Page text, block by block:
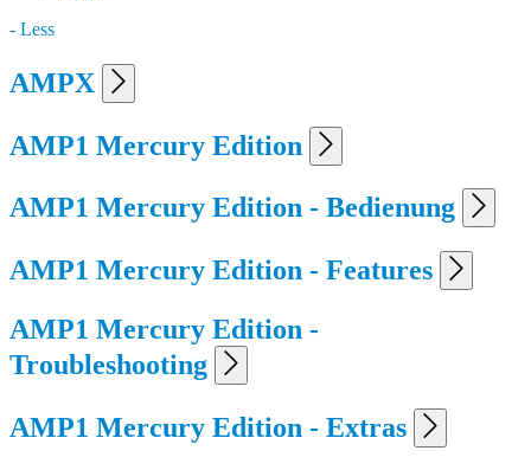
- Less
AMPX
AMP1 Mercury Edition
AMP1 Mercury Edition - Bedienung
AMP1 Mercury Edition - Features
AMP1 Mercury Edition -
Troubleshooting
AMP1 Mercury Edition - Extras